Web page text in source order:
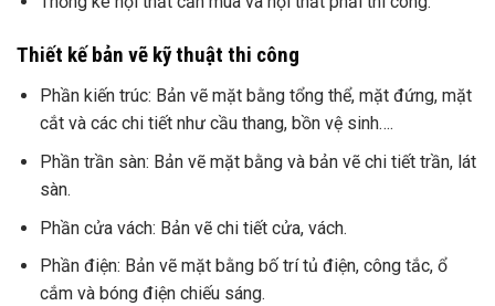
Thiết kế bản vẽ kỹ thuật thi công
Phần kiến trúc: Bản vẽ mặt bằng tổng thể, mặt đứng, mặt
cắt và các chi tiết như cầu thang, bồn vệ sinh….
Phần trần sàn: Bản vẽ mặt bằng và bản vẽ chi tiết trần, lát
sàn.
Phần cửa vách: Bản vẽ chi tiết cửa, vách.
Phần điện: Bản vẽ mặt bằng bố trí tủ điện, công tắc, ổ
cắm và bóng điện chiếu sáng.